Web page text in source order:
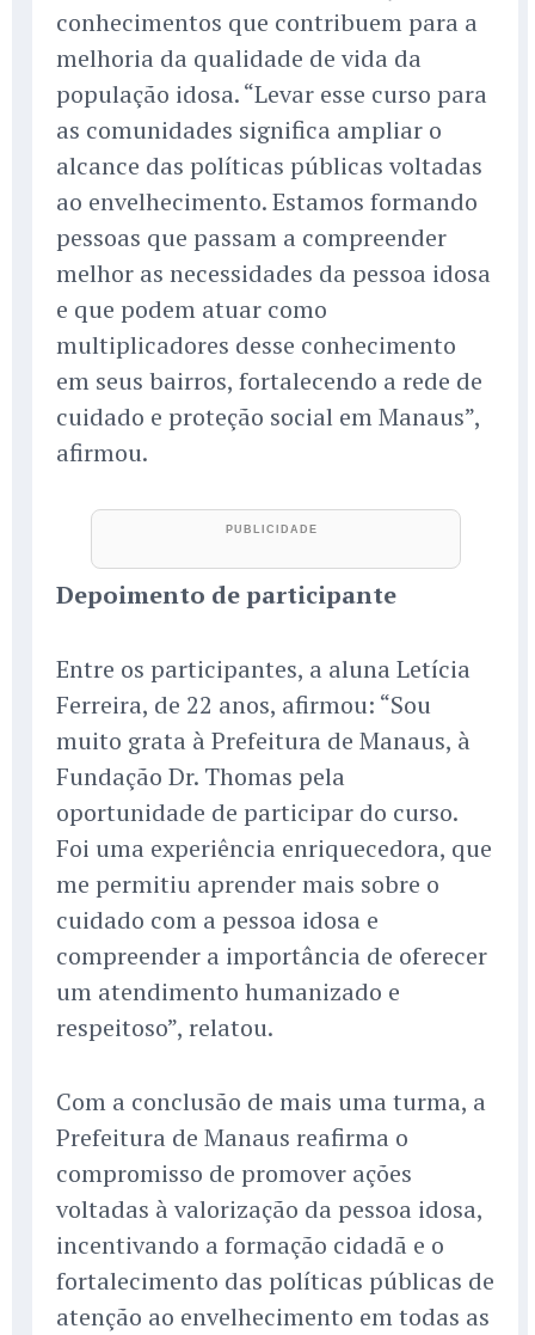
conhecimentos que contribuem para a
melhoria da qualidade de vida da
população idosa. “Levar esse curso para
as comunidades significa ampliar o
alcance das políticas públicas voltadas
ao envelhecimento. Estamos formando
pessoas que passam a compreender
melhor as necessidades da pessoa idosa
e que podem atuar como
multiplicadores desse conhecimento
em seus bairros, fortalecendo a rede de
cuidado e proteção social em Manaus”,
afirmou.
Depoimento de participante
Entre os participantes, a aluna Letícia
Ferreira, de 22 anos, afirmou: “Sou
muito grata à Prefeitura de Manaus, à
Fundação Dr. Thomas pela
oportunidade de participar do curso.
Foi uma experiência enriquecedora, que
me permitiu aprender mais sobre o
cuidado com a pessoa idosa e
compreender a importância de oferecer
um atendimento humanizado e
respeitoso”, relatou.
Com a conclusão de mais uma turma, a
Prefeitura de Manaus reafirma o
compromisso de promover ações
voltadas à valorização da pessoa idosa,
incentivando a formação cidadã e o
fortalecimento das políticas públicas de
atenção ao envelhecimento em todas as